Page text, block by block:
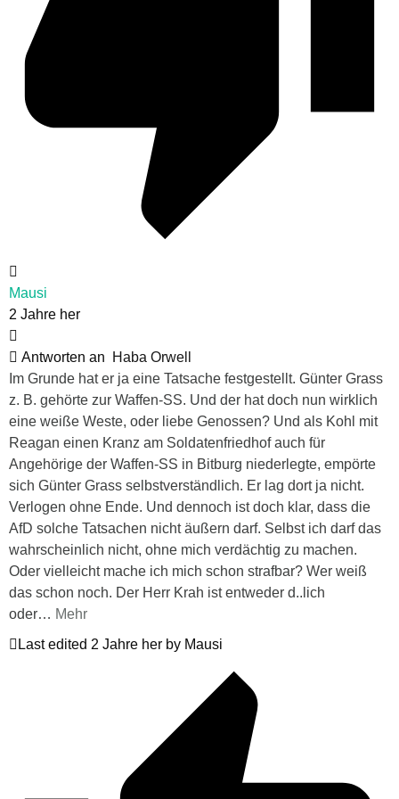
Mausi
2 Jahre her
Antworten an
Haba Orwell
Im Grunde hat er ja eine Tatsache festgestellt. Günter Grass
z. B. gehörte zur Waffen-SS. Und der hat doch nun wirklich
eine weiße Weste, oder liebe Genossen? Und als Kohl mit
Reagan einen Kranz am Soldatenfriedhof auch für
Angehörige der Waffen-SS in Bitburg niederlegte, empörte
sich Günter Grass selbstverständlich. Er lag dort ja nicht.
Verlogen ohne Ende. Und dennoch ist doch klar, dass die
AfD solche Tatsachen nicht äußern darf. Selbst ich darf das
wahrscheinlich nicht, ohne mich verdächtig zu machen.
Oder vielleicht mache ich mich schon strafbar? Wer weiß
das schon noch. Der Herr Krah ist entweder d..lich
oder… Mehr
Last edited 2 Jahre her by Mausi